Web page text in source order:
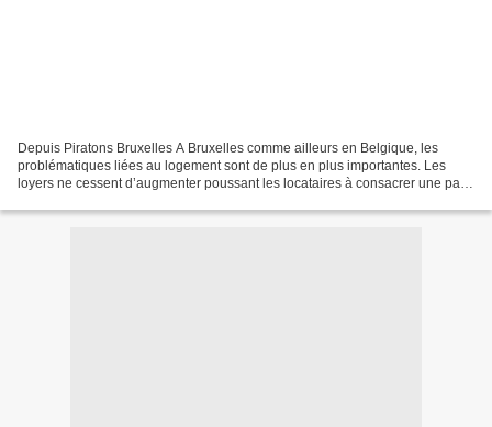
Depuis Piratons Bruxelles A Bruxelles comme ailleurs en Belgique, les
problématiques liées au logement sont de plus en plus importantes. Les
loyers ne cessent d’augmenter poussant les locataires à consacrer une part